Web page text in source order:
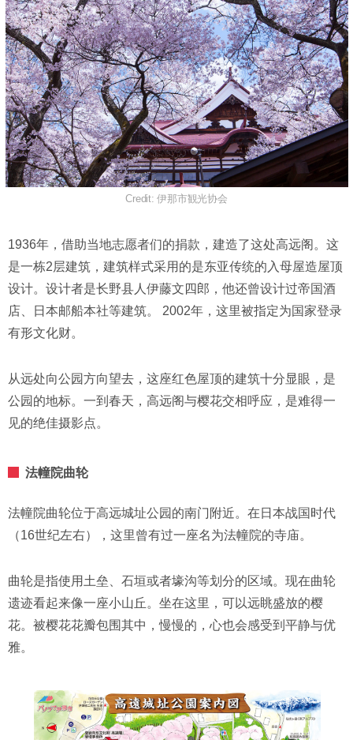
Credit: 伊那市観光协会
1936年，借助当地志愿者们的捐款，建造了这处高远阁。这
是一栋2层建筑，建筑样式采用的是东亚传统的入母屋造屋顶
设计。设计者是长野县人伊藤文四郎，他还曾设计过帝国酒
店、日本邮船本社等建筑。 2002年，这里被指定为国家登录
有形文化财。
从远处向公园方向望去，这座红色屋顶的建筑十分显眼，是
公园的地标。一到春天，高远阁与樱花交相呼应，是难得一
见的绝佳摄影点。
法幢院曲轮
法幢院曲轮位于高远城址公园的南门附近。在日本战国时代
（16世纪左右），这里曾有过一座名为法幢院的寺庙。
曲轮是指使用土垒、石垣或者壕沟等划分的区域。现在曲轮
遗迹看起来像一座小山丘。坐在这里，可以远眺盛放的樱
花。被樱花花瓣包围其中，慢慢的，心也会感受到平静与优
雅。